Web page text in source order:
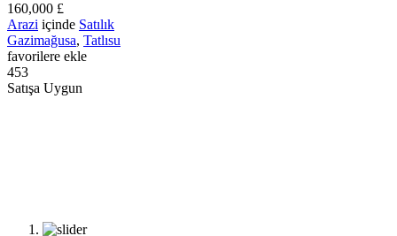
160,000 £
Arazi içinde Satılık
Gazimağusa, Tatlısu
favorilere ekle
453
Satışa Uygun